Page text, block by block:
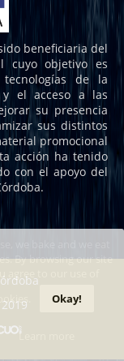
By browsing our site
agree to our use of
cookies.
Okay!
Learn more
beneficiaria del
cuyo objetivo es
de la
y el acceso a las
su presencia
sus distintos
promocional
acción ha tenido
con el apoyo del